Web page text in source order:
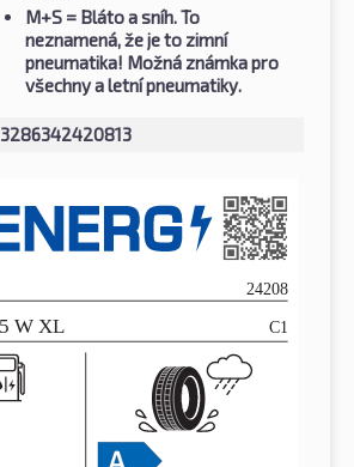
M+S = Bláto a sníh. To
neznamená, že je to zimní
pneumatika! Možná známka pro
všechny a letní pneumatiky.
3286342420813